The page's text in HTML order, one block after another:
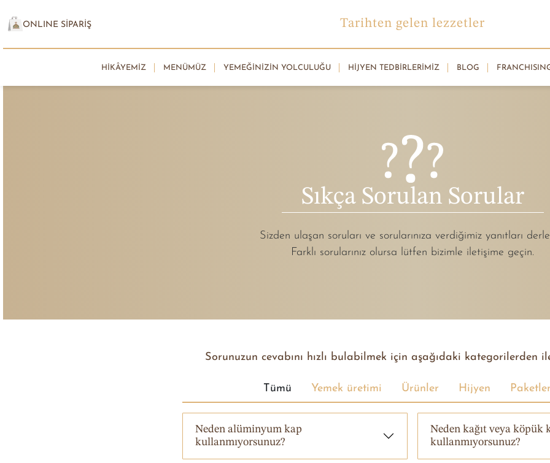
ONLINE SİPARİŞ Tarihten gelen lezzetler
HIKÂYEMIZ MENÜMÜZ YEMEĞINIZIN YOLCULUĞU HIJYEN TEDBIRLERIMIZ BLOG
Sıkça Sorulan Sorular
Sizden ulaşan soruları ve sorularınıza verdiğimiz yanıtları
Farklı sorularınız olursa lütfen bizimle iletişime geçin.
Sorunuzun cevabını hızlı bulabilmek için aşağıdaki kategorilerden
Tümü Yemek üretimi Ürünler Hijyen
Neden alüminyum kap
kullanmıyorsunuz?
Neden kağıt veya köpük
kullanmıyorsunuz?